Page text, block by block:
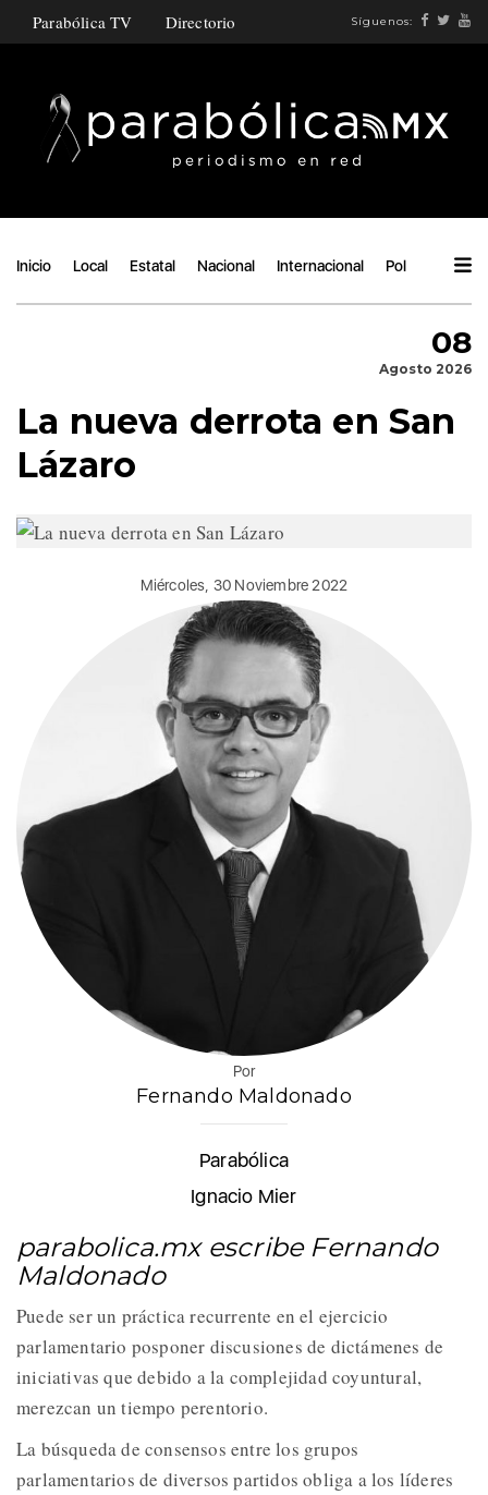
Parabólica TV Directorio Síguenos:
Inicio Local Estatal Nacional Internacional Política
08
Agosto 2026
La nueva derrota en San
Lázaro
Miércoles, 30 Noviembre 2022
Por
Fernando Maldonado
Parabólica
Ignacio Mier
parabolica.mx escribe Fernando
Maldonado
Puede ser un práctica recurrente en el ejercicio
parlamentario posponer discusiones de dictámenes de
iniciativas que debido a la complejidad coyuntural,
merezcan un tiempo perentorio.
La búsqueda de consensos entre los grupos
parlamentarios de diversos partidos obliga a los líderes